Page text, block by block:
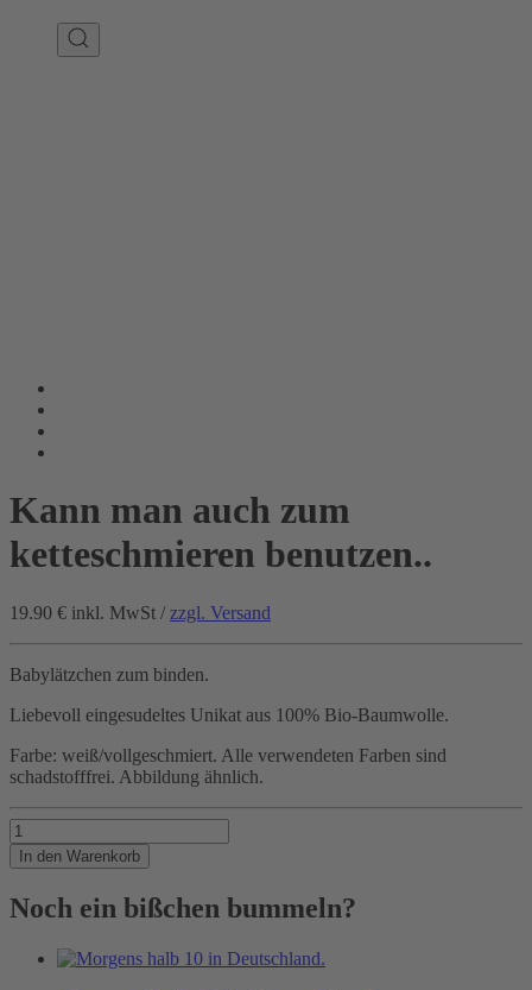
Kann man auch zum
ketteschmieren benutzen..
19.90 € inkl. MwSt / zzgl. Versand
Babylätzchen zum binden.
Liebevoll eingesudeltes Unikat aus 100% Bio-Baumwolle.
Farbe: weiß/vollgeschmiert. Alle verwendeten Farben sind
schadstofffrei. Abbildung ähnlich.
Kann
man
auch
ketteschmieren
Menge
In den Warenkorb
Noch ein bißchen bummeln?